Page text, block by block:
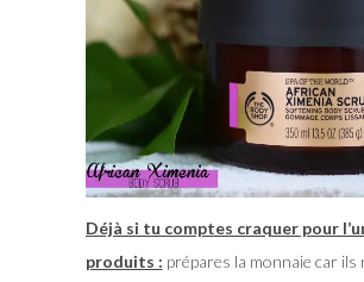
Déjà si tu comptes craquer pour
produits : prépares la monnaie car ils